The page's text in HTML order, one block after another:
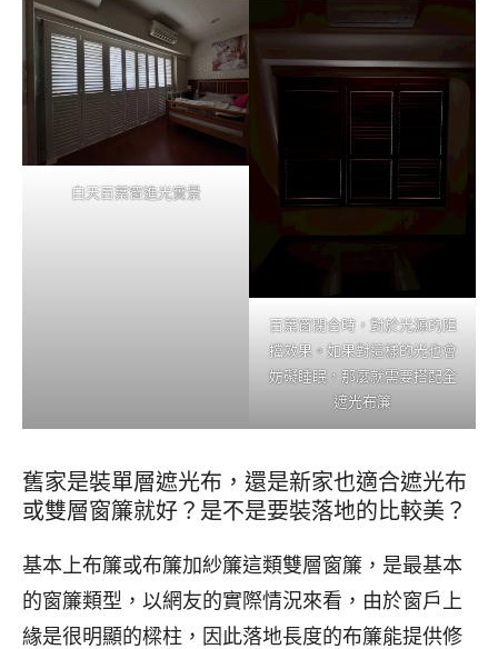
白天百葉窗進光實景
百葉窗閉合時，對於光源的阻
擋效果。如果對這樣的光也會
妨礙睡眠，那麼就需要搭配全
遮光布簾
舊家是裝單層遮光布，還是新家也適合遮光布
或雙層窗簾就好？是不是要裝落地的比較美？
基本上布簾或布簾加紗簾這類雙層窗簾，是最基本
的窗簾類型，以網友的實際情況來看，由於窗戶上
緣是很明顯的樑柱，因此落地長度的布簾能提供修